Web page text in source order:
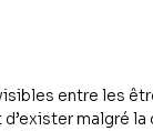
entre les
malgré la